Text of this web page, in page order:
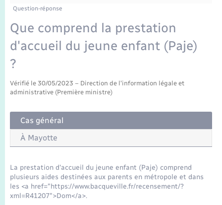
Etat-civil - Papiers - Citoyenneté
Mariage – PACS
Parrainage civil
Recensement
Logement - Urbanisme
Loisirs
Nouvel habitant
Numérique
Organisation d’événement
Sécurité - Prévention
Transports scolaires
Travaux - Autorisation d’occupation de l’espace
Compétences
Plan interactif
Présentation de la commune
La Communauté de communes
Question-réponse
Que comprend la prestation
d'accueil du jeune enfant (Paje)
?
Vérifié le 30/05/2023 – Direction de l'information légale et
administrative (Première ministre)
Cas général
À Mayotte
La prestation d'accueil du jeune enfant (Paje) comprend
plusieurs aides destinées aux parents en métropole et dans
les <a href="https://www.bacqueville.fr/recensement/?
xml=R41207">Dom</a>.